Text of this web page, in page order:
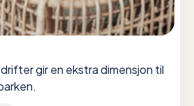
gir en ekstra dimensjon til